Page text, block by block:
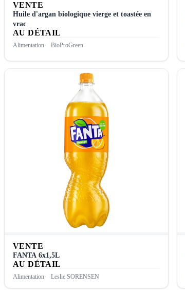
VENTE
Huile d'argan biologique vierge et toastée en
vrac
AU DÉTAIL
Alimentation BioProGreen
VENTE
FANTA 6x1,5L
AU DÉTAIL
Alimentation Leslie SORENSEN